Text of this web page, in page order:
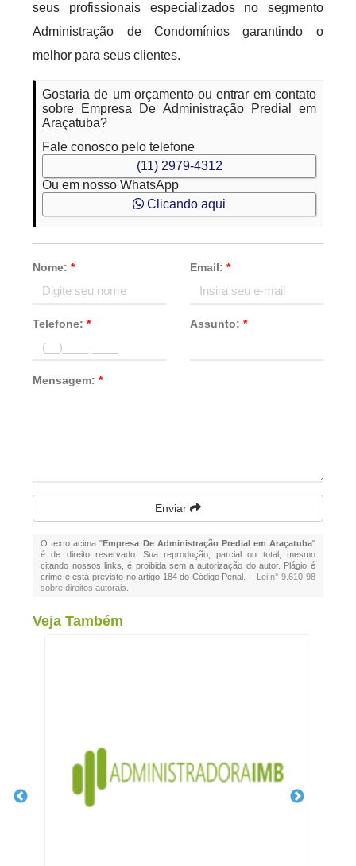
seus profissionais especializados no segmento
Administração de Condomínios garantindo o
melhor para seus clientes.
Gostaria de um orçamento ou entrar em contato
sobre Empresa De Administração Predial em
Araçatuba?
Fale conosco pelo telefone
(11) 2979-4312
Ou em nosso WhatsApp
Clicando aqui
Nome:* Email: *
Telefone:* Assunto: *
Mensagem:*
Enviar
O texto acima "Empresa De Administração Predial em Araçatuba"
é de direito reservado. Sua reprodução, parcial ou total, mesmo
citando nossos links, é proibida sem a autorização do autor. Plágio é
crime e está previsto no artigo 184 do Código Penal. – Lei n° 9.610-98
sobre direitos autorais
Veja Também